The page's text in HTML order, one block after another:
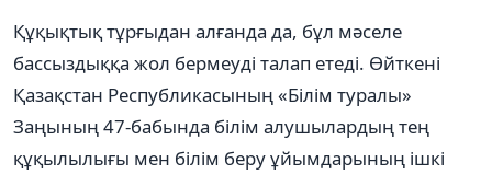
Құқықтық тұрғыдан алғанда да, бұл мәселе
бассыздыққа жол бермеуді талап етеді. Өйткені
Қазақстан Республикасының «Білім туралы»
Заңының 47-бабында білім алушылардың тең
құқылылығы мен білім беру ұйымдарының ішкі